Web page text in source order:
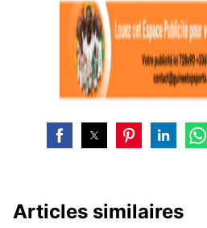
Articles similaires